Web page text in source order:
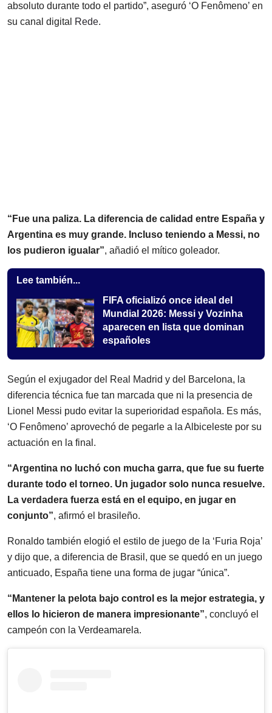
absoluto durante todo el partido”, aseguró ‘O Fenômeno’ en
su canal digital
Rede.
“Fue una paliza. La diferencia de calidad entre España y
Argentina es muy grande. Incluso teniendo a Messi, no
los pudieron igualar”, añadió el mítico goleador.
Lee también...
FIFA oficializó once ideal del
Mundial 2026: Messi y Vozinha
aparecen en lista que dominan
españoles
Según el exjugador del Real Madrid y del Barcelona, la
diferencia técnica fue tan marcada que ni la presencia de
Lionel Messi pudo evitar la superioridad española. Es más,
‘O Fenômeno’ aprovechó de pegarle a la Albiceleste por su
actuación en la final.
“Argentina no luchó con mucha garra, que fue su fuerte
durante todo el torneo. Un jugador solo nunca resuelve.
La verdadera fuerza está en el equipo, en jugar en
conjunto”, afirmó el brasileño.
Ronaldo también elogió el estilo de juego de la ‘Furia Roja’
y dijo que, a diferencia de Brasil, que se quedó en un juego
anticuado, España tiene una forma de jugar “única”.
“Mantener la pelota bajo control es la mejor estrategia, y
ellos lo hicieron de manera impresionante”, concluyó el
campeón con la Verdeamarela.